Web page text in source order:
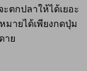
ตกปลาให้ได้เยอะ
มายได้เพียงกดปุ่ม
าย